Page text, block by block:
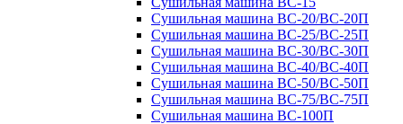
Сушильная машина ВС-20/ВС-20П
Сушильная машина ВС-25/ВС-25П
Сушильная машина ВС-30/ВС-30П
Сушильная машина ВС-40/ВС-40П
Сушильная машина ВС-50/ВС-50П
Сушильная машина ВС-75/ВС-75П
Сушильная машина ВС-100П